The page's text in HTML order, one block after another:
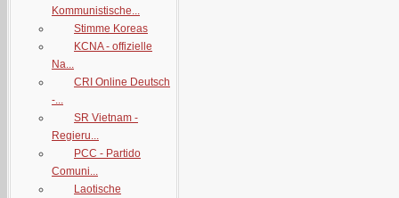
Kommunistische...
Stimme Koreas
KCNA - offizielle
Na...
CRI Online Deutsch
-...
SR Vietnam -
Regieru...
PCC - Partido
Comuni...
Laotische